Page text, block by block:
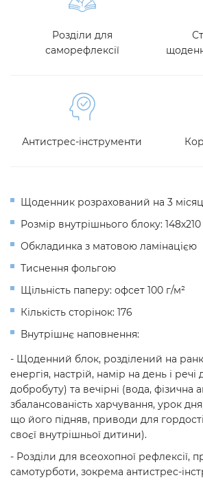
Розділи для
саморефлексії
Антистрес-інструменти
Щоденник розрахований на 3
Розмір внутрішнього блоку:
Обкладинка з матовою ламінацією
Тиснення фольгою
Щільність паперу: офсет 100 г/м²
Кількість сторінок: 176
Внутрішнє наповнення:
- Щоденний блок, розділений на
енергія, настрій, намір на день і речі
добробуту) та вечірні (вода, фізична
збалансованість харчування, урок
що його підняв, приводи для
своєї внутрішньої дитини).
- Розділи для всеохопної рефлексії,
самотурботи, зокрема антистрес-